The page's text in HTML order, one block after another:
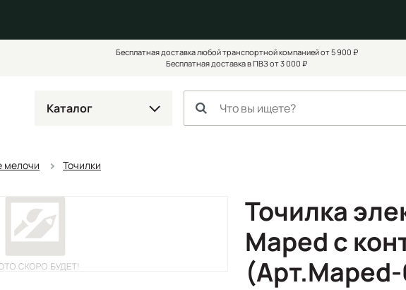
Бесплатная доставка любой транспортной компанией от 5 900 ₽
Бесплатная доставка в ПВЗ от 3 000 ₽
Каталог
мелочи Точилки
Точилка
Maped с